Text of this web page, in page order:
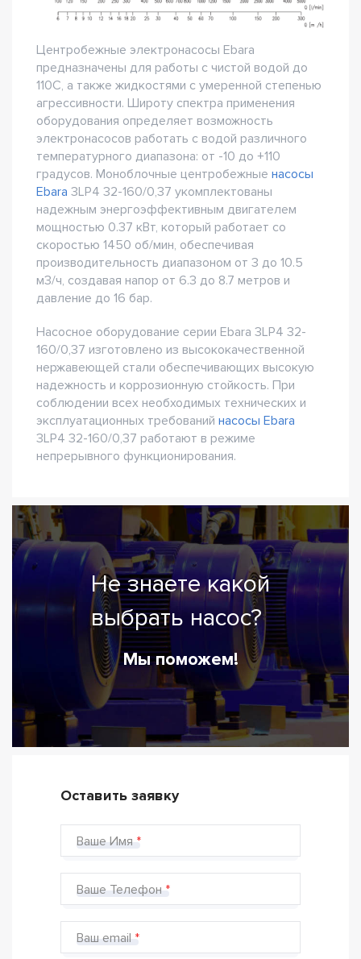
Центробежные электронасосы Ebara
предназначены для работы с чистой водой до
110С, а также жидкостями с умеренной степенью
агрессивности. Широту спектра применения
оборудования определяет возможность
электронасосов работать с водой различного
температурного диапазона: от -10 до +110
градусов. Моноблочные центробежные насосы
Ebara 3LP4 32-160/0,37 укомплектованы
надежным энергоэффективным двигателем
мощностью 0.37 кВт, который работает со
скоростью 1450 об/мин, обеспечивая
производительность диапазоном от 3 до 10.5
м3/ч, создавая напор от 6.3 до 8.7 метров и
давление до 16 бар.
Насосное оборудование серии Ebara 3LP4 32-
160/0,37 изготовлено из высококачественной
нержавеющей стали обеспечивающих высокую
надежность и коррозионную стойкость. При
соблюдении всех необходимых технических и
эксплуатационных требований насосы Ebara
3LP4 32-160/0,37 работают в режиме
непрерывного функционирования.
Не знаете какой
выбрать насос?
Мы поможем!
Оставить заявку
Ваше Имя
Ваше Телефон
Ваш email